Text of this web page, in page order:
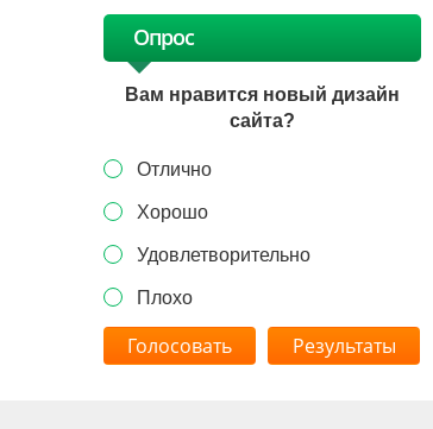
Опрос
Вам нравится новый дизайн
сайта?
Отлично
Хорошо
Удовлетворительно
Плохо
Результаты